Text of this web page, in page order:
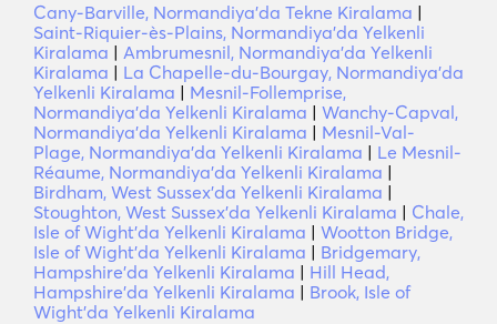
Cany-Barville, Normandiya'da Tekne Kiralama |
Saint-Riquier-ès-Plains, Normandiya'da Yelkenli
Kiralama | Ambrumesnil, Normandiya'da Yelkenli
Kiralama | La Chapelle-du-Bourgay, Normandiya'da
Yelkenli Kiralama | Mesnil-Follemprise,
Normandiya'da Yelkenli Kiralama | Wanchy-Capval,
Normandiya'da Yelkenli Kiralama | Mesnil-Val-
Plage, Normandiya'da Yelkenli Kiralama | Le Mesnil-
Réaume, Normandiya'da Yelkenli Kiralama |
Birdham, West Sussex'da Yelkenli Kiralama |
Stoughton, West Sussex'da Yelkenli Kiralama | Chale,
Isle of Wight'da Yelkenli Kiralama | Wootton Bridge,
Isle of Wight'da Yelkenli Kiralama | Bridgemary,
Hampshire'da Yelkenli Kiralama | Hill Head,
Hampshire'da Yelkenli Kiralama | Brook, Isle of
Wight'da Yelkenli Kiralama